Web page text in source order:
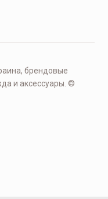
брендовые
и аксессуары. ©